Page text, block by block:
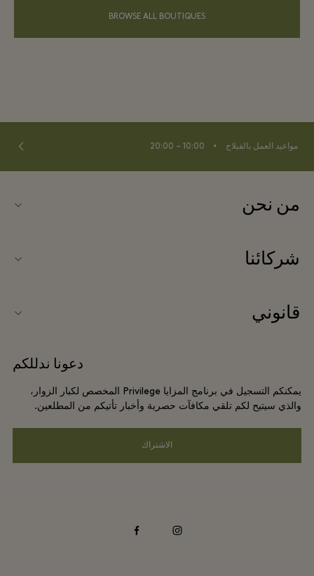
BROWSE ALL BOUTIQUES
مواعيد العمل بالفيلاج ⬩
10:00 – 20:00
من نحن
اتصل بنا
تنزيل التطبيق
Shopping Card
الأسئلة المتكررة
شركائنا
حجز المجموعات
قانوني
Privacy notice
دعونا ندللكم
يمكنكم التسجيل في برنامج المزايا Privilege المخصص لكبار الزوار،
والذي سيتيح لكم تلقي مكافآت حصرية وأخبار تأتيكم من المطلعين.
الاشتراك
instagram
facebook